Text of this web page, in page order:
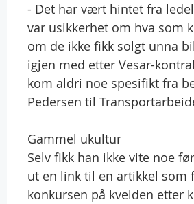
- Det har vært hintet fra
var usikkerhet om hva som
om de ikke fikk solgt unna
igjen med etter Vesar-
kom aldri noe spesifikt fra
Pedersen til
Gammel ukultur
Selv fikk han ikke vite noe
ut en link til en artikkel som
konkursen på kvelden etter